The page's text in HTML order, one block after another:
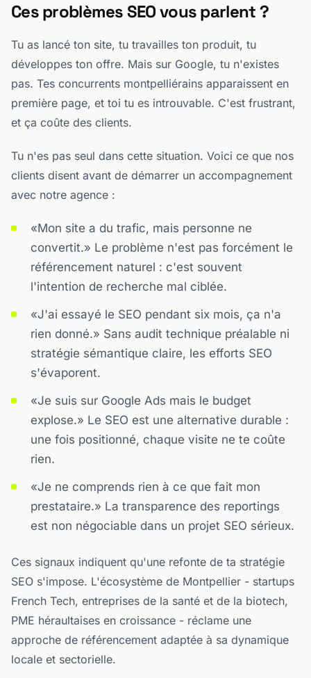
Ces problèmes SEO vous parlent ?
Tu as lancé ton site, tu travailles ton produit, tu
développes ton offre. Mais sur Google, tu n'existes
pas. Tes concurrents montpelliérains apparaissent en
première page, et toi tu es introuvable. C'est frustrant,
et ça coûte des clients.
Tu n'es pas seul dans cette situation. Voici ce que nos
clients disent avant de démarrer un accompagnement
avec notre agence :
«Mon site a du trafic, mais personne ne
convertit.» Le problème n'est pas forcément le
référencement naturel : c'est souvent
l'intention de recherche mal ciblée.
«J'ai essayé le SEO pendant six mois, ça n'a
rien donné.» Sans audit technique préalable ni
stratégie sémantique claire, les efforts SEO
s'évaporent.
«Je suis sur Google Ads mais le budget
explose.» Le SEO est une alternative durable :
une fois positionné, chaque visite ne te coûte
rien.
«Je ne comprends rien à ce que fait mon
prestataire.» La transparence des reportings
est non négociable dans un projet SEO sérieux.
Ces signaux indiquent qu'une refonte de ta stratégie
SEO s'impose. L'écosystème de Montpellier - startups
French Tech, entreprises de la santé et de la biotech,
PME héraultaises en croissance - réclame une
approche de référencement adaptée à sa dynamique
locale et sectorielle.